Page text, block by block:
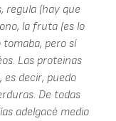
regula (hay que
la fruta (es lo
pero sí
Las proteinas
es decir, puedo
De todas
adelgacé medio